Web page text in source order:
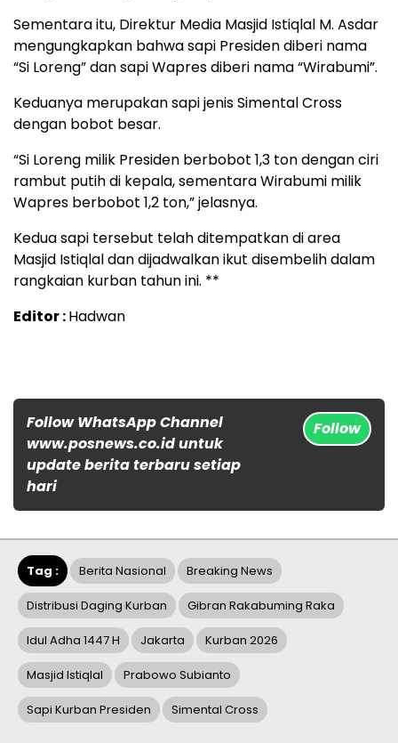
Sementara itu, Direktur Media Masjid Istiqlal M. Asdar
mengungkapkan bahwa sapi Presiden diberi nama
“Si Loreng” dan sapi Wapres diberi nama “Wirabumi”.
Keduanya merupakan sapi jenis Simental Cross
dengan bobot besar.
“Si Loreng milik Presiden berbobot 1,3 ton dengan ciri
rambut putih di kepala, sementara Wirabumi milik
Wapres berbobot 1,2 ton,” jelasnya.
Kedua sapi tersebut telah ditempatkan di area
Masjid Istiqlal dan dijadwalkan ikut disembelih dalam
rangkaian kurban tahun ini. **
Editor :Hadwan
Follow WhatsApp Channel
www.posnews.co.id untuk
update berita terbaru setiap
hari
Follow
Tag : Berita Nasional Breaking News
Distribusi Daging Kurban Gibran Rakabuming Raka
Idul Adha 1447 H Jakarta Kurban 2026
Masjid Istiqlal Prabowo Subianto
Sapi Kurban Presiden Simental Cross